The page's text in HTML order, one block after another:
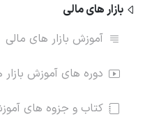
بازار های مالی
آموزش بازار های مالی
دوره های آموزش
کتاب و جزوه های